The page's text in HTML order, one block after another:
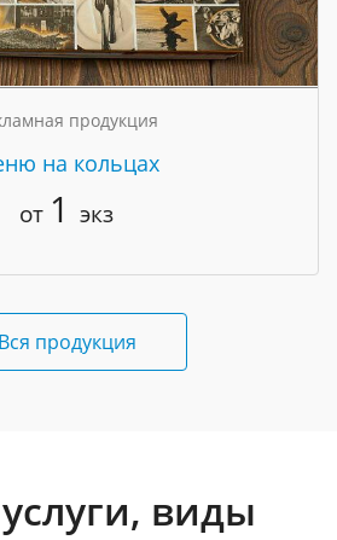
продукция
на кольцах
от 1 экз
Вся продукция
виды